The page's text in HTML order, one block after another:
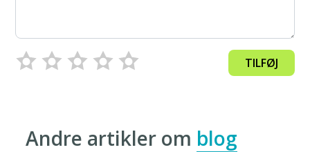
TILFØJ
Andre artikler om blog